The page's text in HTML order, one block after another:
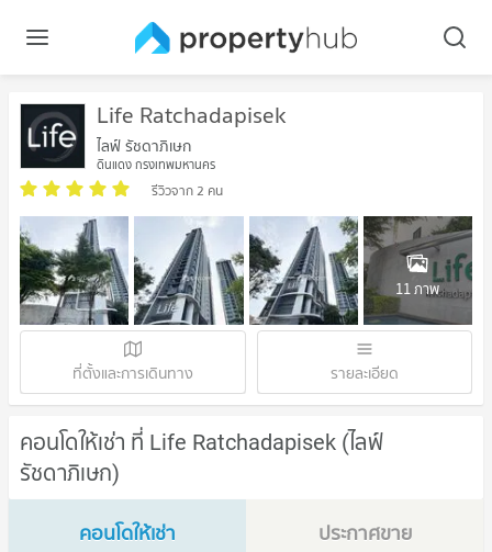
Life Ratchadapisek
ไลฟ์ รัชดาภิเษก
ดินแดง กรุงเทพมหานคร
รีวิวจาก 2 คน
11 ภาพ
ที่ตั้งและการเดินทาง รายละเอียด
คอนโดให้เช่า ที่ Life Ratchadapisek (ไลฟ์
รัชดาภิเษก)
คอนโดให้เช่า
ประกาศขาย